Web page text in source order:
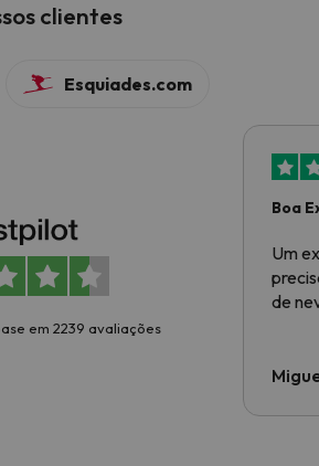
clientes
Esquiades.com
em 2239 avaliações
Boa
Um
de